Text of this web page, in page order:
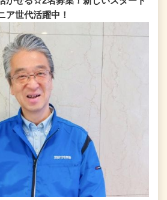
ア世代活躍中！